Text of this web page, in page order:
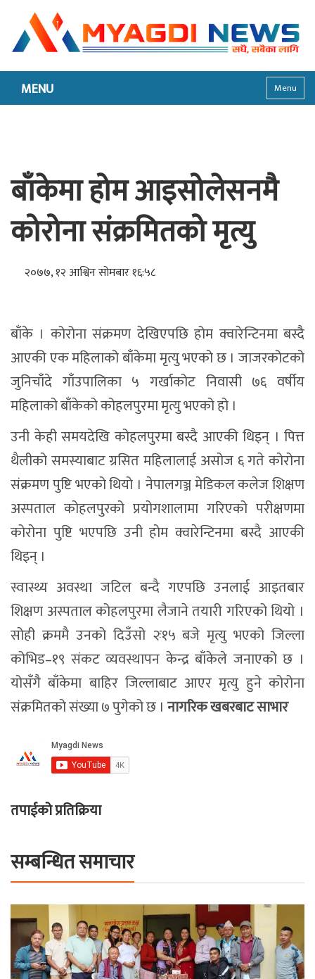
MENU Menu
बाँकेमा होम आइसोलेसनमै
कोरोना संक्रमितको मृत्यु
२०७७, १२ आश्विन सोमबार १६:५८
बाँके । कोरोना संक्रमण देखिएपछि होम क्वारेन्टिनमा बस्दै
आएकी एक महिलाको बाँकेमा मृत्यु भएको छ । जाजरकोटको
जुनिचाँदे गाँउपालिका ५ गर्खाकोट निवासी ७६ वर्षीय
महिलाको बाँकेको कोहलपुरमा मृत्यु भएको हो ।
उनी केही समयदेखि कोहलपुरमा बस्दै आएकी थिइन् । पित्त
थैलीको समस्याबाट ग्रसित महिलालाई असोज ६ गते कोरोना
संक्रमण पुष्टि भएको थियो । नेपालगञ्ज मेडिकल कलेज शिक्षण
अस्पताल कोहलपुरको प्रयोगशालामा गरिएको परीक्षणमा
कोरोना पुष्टि भएपछि उनी होम क्वारेन्टिनमा बस्दै आएकी
थिइन् ।
स्वास्थ्य अवस्था जटिल बन्दै गएपछि उनलाई आइतबार
शिक्षण अस्पताल कोहलपुरमा लैजाने तयारी गरिएको थियो ।
सोही क्रममै उनको दिउँसो २ः१५ बजे मृत्यु भएको जिल्ला
कोभिड–१९ संकट व्यवस्थापन केन्द्र बाँकेले जनाएको छ ।
योसँगै बाँकेमा बाहिर जिल्लाबाट आएर मृत्यु हुने कोरोना
संक्रमितको संख्या ७ पुगेको छ । नागरिक खबरबाट साभार
तपाईको प्रतिक्रिया
सम्बन्धित समाचार